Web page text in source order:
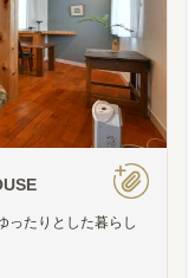
ったりとした暮らし